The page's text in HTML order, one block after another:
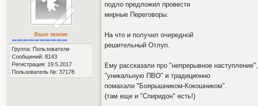
Ваше звание
Группа: Пользователи
Сообщений: 8143
Регистрация: 19.5.2017
Пользователь №: 37178
подло предложил провести
мирные Переговоры.
На что и получил очередной
решительный Отлуп.
Ему рассказали про "непрерывное наступление",
"уникальную ПВО" и традиционно
помахали "Боярышником-Кокошником".
(там еще и "Спиридон" есть!)